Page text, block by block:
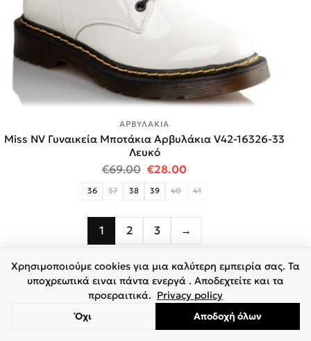
ΑΡΒΥΛΆΚΙΑ
Miss NV Γυναικεία Μποτάκια Αρβυλάκια V42-16326-33
Λευκό
€69.00 Original price was: €69.00.
€28.00Η τρέχουσα τιμή
36 37 38 39 40 41
1 2 3 →
Χρησιμοποιούμε cookies για μια καλύτερη εμπειρία σας. Τα
υποχρεωτικά ειναι πάντα ενεργά . Αποδεχτείτε και τα
προεραιτικά. Privacy policy
Όχι Αποδοχή όλων